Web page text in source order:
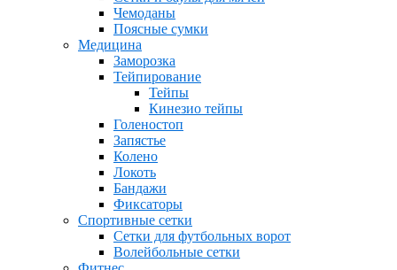
Чемоданы
Поясные сумки
Медицина
Заморозка
Тейпирование
Тейпы
Кинезио тейпы
Голеностоп
Запястье
Колено
Локоть
Бандажи
Фиксаторы
Спортивные сетки
Сетки для футбольных ворот
Волейбольные сетки